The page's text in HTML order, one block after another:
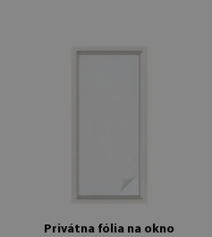
Privátna fólia na okno